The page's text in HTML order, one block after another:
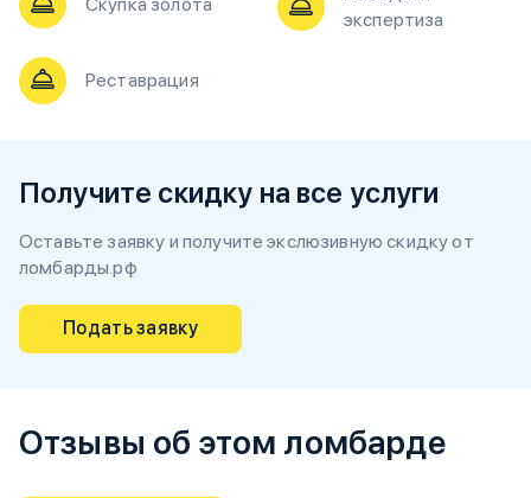
экспертиза
Реставрация
Получите скидку на все услуги
Оставьте заявку и получите экслюзивную скидку от
ломбарды.рф
Подать заявку
Отзывы об этом ломбарде